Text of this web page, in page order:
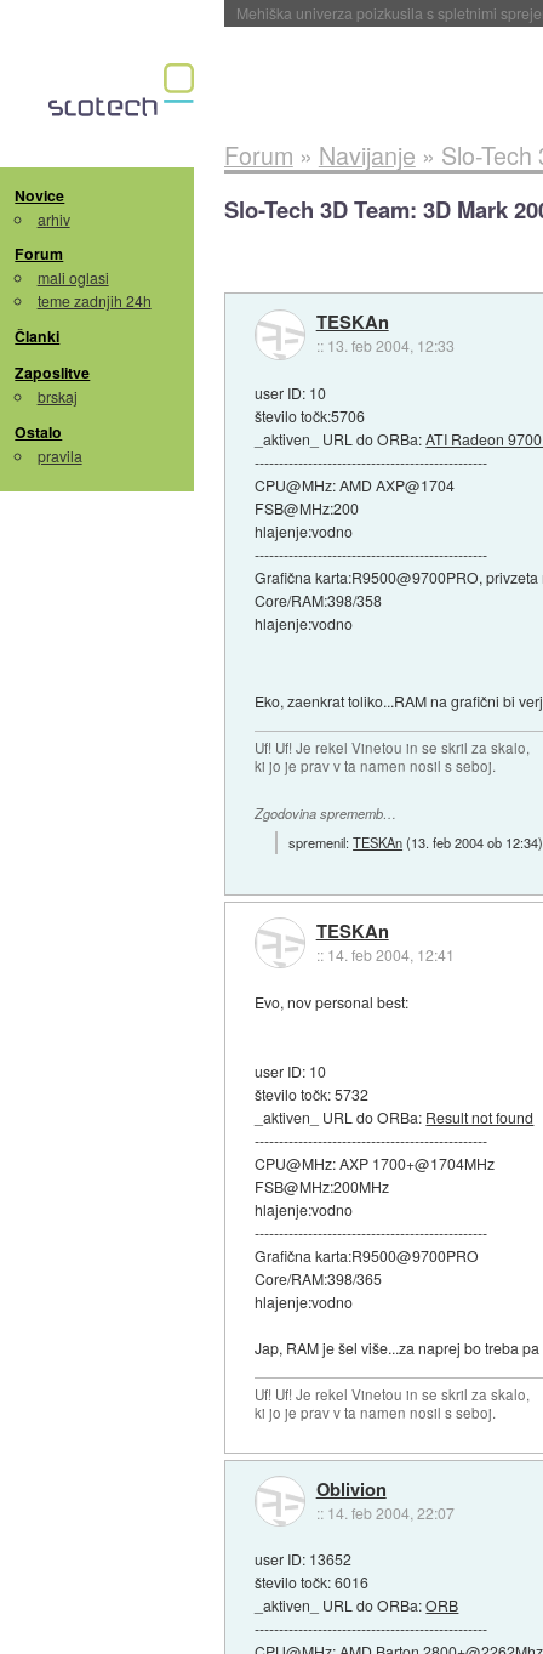
Evropska vesoljska agencija razvija svojo
Novice
arhiv
Forum
mali oglasi
teme zadnjih 24h
Članki
Zaposlitve
brskaj
Ostalo
pravila
Forum » Navijanje » Slo-Tech
Slo-Tech 3D Team: 3D Mark
TESKAn
:: 13. feb 2004, 12:33
user ID: 10
število točk:5706
_aktiven_ URL do ORBa:ATI Radeon
------------------------------------------------
CPU@MHz: AMD AXP@1704
FSB@MHz:200
hlajenje:vodno
------------------------------------------------
Grafična karta:R9500@9700PRO, privzeta
Core/RAM:398/358
hlajenje:vodno
Eko, zaenkrat toliko...RAM na grafični bi
Uf! Uf! Je rekel Vinetou in se skril za skalo,
ki jo je prav v ta namen nosil s seboj.
Zgodovina sprememb…
spremenil:TESKAn(13. feb 2004 ob 12:34)
TESKAn
:: 14. feb 2004, 12:41
Evo, nov personal best:
user ID: 10
število točk: 5732
_aktiven_ URL do ORBa: Result not found
------------------------------------------------
CPU@MHz: AXP 1700+@1704MHz
FSB@MHz:200MHz
hlajenje:vodno
------------------------------------------------
Grafična karta:R9500@9700PRO
Core/RAM:398/365
hlajenje:vodno
Jap, RAM je šel više...za naprej bo treba pa
Uf! Uf! Je rekel Vinetou in se skril za skalo,
ki jo je prav v ta namen nosil s seboj.
Oblivion
:: 14. feb 2004, 22:07
user ID: 13652
število točk: 6016
_aktiven_ URL do ORBa:ORB
------------------------------------------------